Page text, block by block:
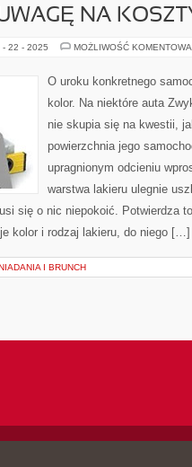
NA
- 22 - 2025 MOŻLIWOŚĆ
O uroku konkretnego
kolor. Na niektóre auta
nie skupia się na kwestii,
powierzchnia jego
upragnionym odcieniu
warstwa lakieru ulegnie
się o nic niepokoić. Potwierdza
kolor i rodzaj lakieru, do niego […]
I BRUNCH